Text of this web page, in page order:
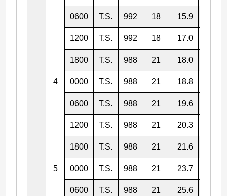
0600 T.S. 992 18 15.9
1200 T.S. 992 18 17.0
1800 T.S. 988 21 18.0
4 0000 T.S. 988 21 18.8
0600 T.S. 988 21 19.6
1200 T.S. 988 21 20.3
1800 T.S. 988 21 21.6
5 0000 T.S. 988 21 23.7
0600 T.S. 988 21 25.6